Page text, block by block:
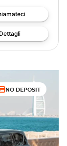
Dettagli
NO DEPOSIT